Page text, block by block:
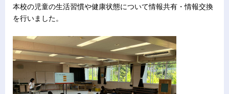
本校の児童の生活習慣や健康状態について情報共有・情報交換
を行いました。